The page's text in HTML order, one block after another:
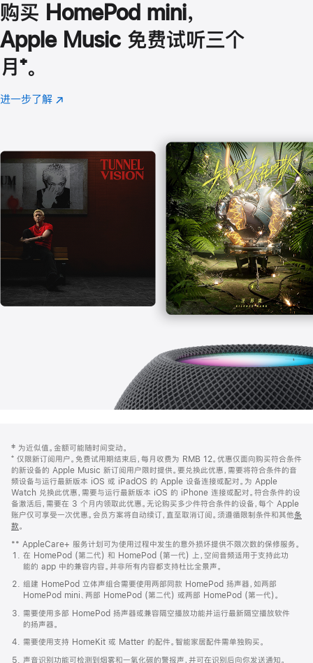
购买 HomePod mini，
Apple Music 免费试听三个
月 脚
注
⁺。
进一步了解 Apple
(在
口
中
打
开)
页
页
脚
注
‡ 为近似值。金额可能随时间变动。
⁺ 仅限新订阅用户。免费试用期结束后，每月收费为 RMB 12。优惠仅面向购买符合条件
的新设备的 Apple Music 新订阅用户限时提供。要兑换此优惠，需要将符合条件的音
频设备与运行最新版本 iOS 或 iPadOS 的 Apple 设备连接或配对。为 Apple
Watch 兑换此优惠，需要与运行最新版本 iOS 的 iPhone 连接或配对。符合条件的设
备激活后，需要在 3 个月内领取此优惠。无论购买多少件符合条件的设备，每个 Apple
账户仅可享受一次优惠。会员方案将自动续订，直至取消订阅。须遵循限制条件和其他条
款。
窗
口
中
打
开)
** AppleCare+ 服务计划可为使用过程中发生的意外损坏提供不限次数的保修服务。
在 HomePod (第二代) 和 HomePod (第一代) 上，空间音频适用于支持此功
能的 app 中的兼容内容。并非所有内容都支持杜比全景声。
组建 HomePod 立体声组合需要使用两部同款 HomePod 扬声器，如两部
HomePod mini、两部 HomePod (第二代) 或两部 HomePod (第一代)。
需要使用多部 HomePod 扬声器或兼容隔空播放功能并运行最新隔空播放软件
的扬声器。
需要使用支持 HomeKit 或 Matter 的配件。智能家居配件需单独购买。
声音识别功能可检测到烟雾和一氧化碳的警报声，并可在识别后向你发送通知。